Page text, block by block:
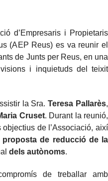
d’Empresaris i Propietaris
(AEP Reus) es va reunir el
de Junts per Reus, en una
i inquietuds del teixit
la Sra.Teresa Pallarès,
Cruset. Durant la reunió,
de l’Associació, així
proposta de reducció de la
dels autònoms.
de treballar amb